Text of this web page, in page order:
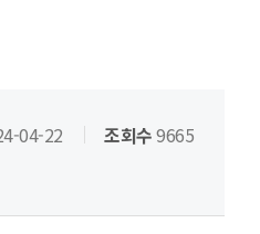
04-22 조회수9665